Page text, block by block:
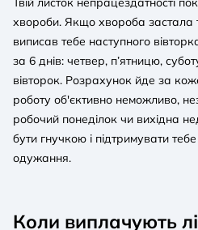
хвороби. Якщо хвороба застала
виписав тебе наступного
за 6 днів: четвер, п’ятницю,
вівторок. Розрахунок йде за
роботу об'єктивно неможливо,
робочий понеділок чи вихідна
бути гнучкою і підтримувати
одужання.
Коли виплачують